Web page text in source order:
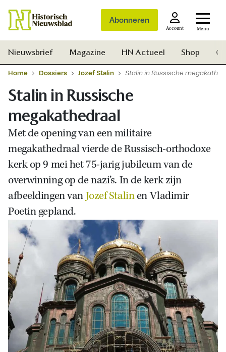
Abonneren
Account Menu
Zoek
Nieuwsbrief Magazine HN Actueel Shop
Home Dossiers Jozef Stalin Stalin in Russische
Stalin in Russische
megakathedraal
Met de opening van een militaire
megakathedraal vierde de Russisch-orthodoxe
kerk op 9 mei het 75-jarig jubileum van de
overwinning op de nazi’s. In de kerk zijn
afbeeldingen vanJozef Stalinen Vladimir
Poetin gepland.